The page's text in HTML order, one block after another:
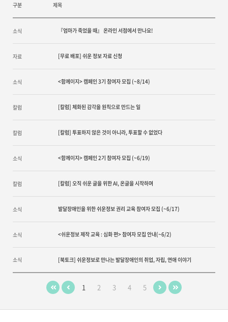
구분 제목
소식 『엄마가 죽었을 때』 온라인 서점에서 만나요!
자료 [무료 배포] 쉬운 정보 자료 신청
소식 <함께이지> 캠페인 3기 참여자 모집 (~8/14)
칼럼 [칼럼] 체화된 감각을 원칙으로 만드는 일
칼럼 [칼럼] 투표하지 않은 것이 아니라, 투표할 수 없었다
소식 <함께이지> 캠페인 2기 참여자 모집 (~6/19)
칼럼 [칼럼] 오직 쉬운 글을 위한 AI, 온글을 시작하며
소식 발달장애인을 위한 쉬운정보 권리 교육 참여자 모집 (~6/17)
소식 <쉬운정보 제작 교육 : 심화 편> 참여자 모집 안내(~6/2)
소식 [북토크] 쉬운정보로 만나는 발달장애인의 취업, 자립, 연애 이야기
1 2 3 4 5